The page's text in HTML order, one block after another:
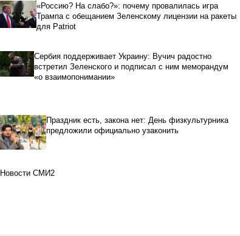
«Россию? На слабо?»: почему провалилась игра
Трампа с обещанием Зеленскому лицензии на ракеты
для Patriot
Сербия поддерживает Украину: Вучич радостно
встретил Зеленского и подписал с ним меморандум
«о взаимопонимании»
Праздник есть, закона нет: День физкультурника
предложили официально узаконить
Новости СМИ2